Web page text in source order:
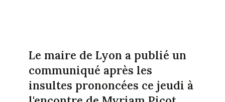
Le maire de Lyon a publié un
communiqué après les
insultes prononcées ce jeudi à